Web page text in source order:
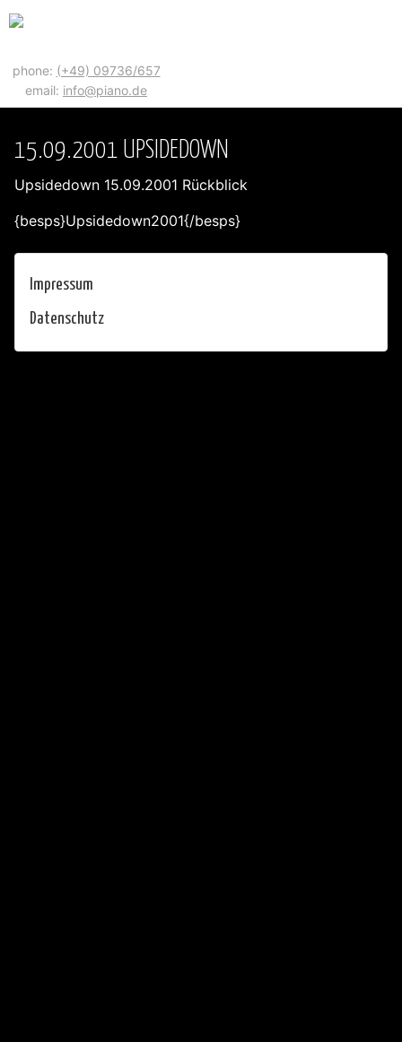
phone: (+49) 09736/657
email: info@piano.de
15.09.2001 UPSIDEDOWN
Upsidedown 15.09.2001 Rückblick
{besps}Upsidedown2001{/besps}
Impressum
Datenschutz